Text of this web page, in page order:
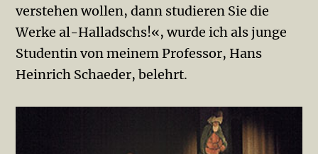
verstehen wollen, dann studieren Sie die
Werke al-Halladschs!«, wurde ich als junge
Studentin von meinem Professor, Hans
Heinrich Schaeder, belehrt.